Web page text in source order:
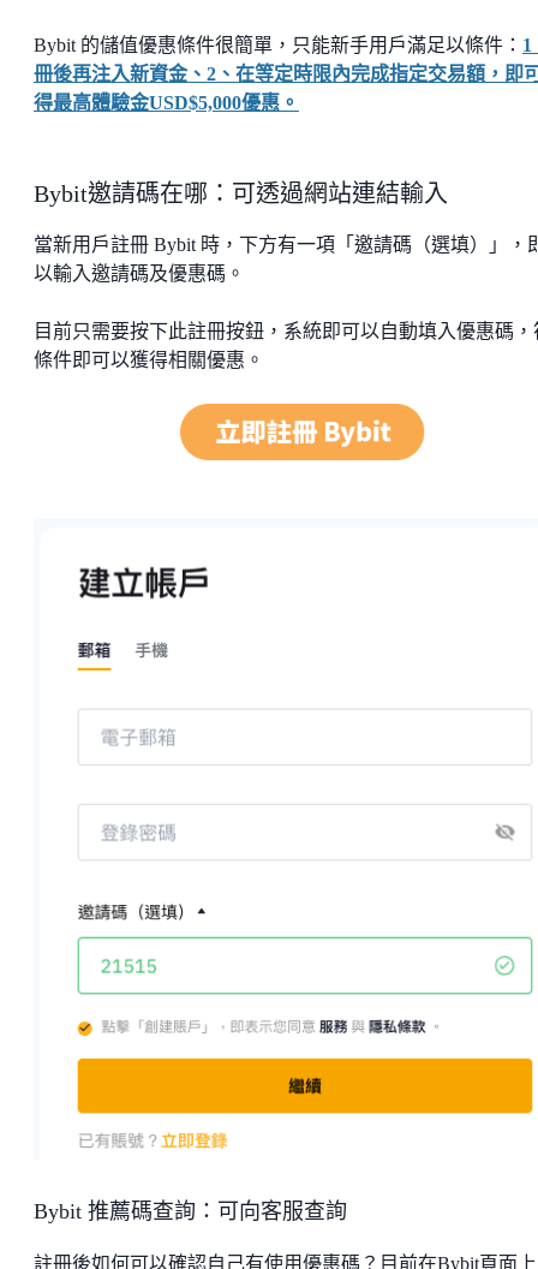
Bybit 的儲值優惠條件很簡單，只能新手用戶滿足以條件： 1
冊後再注入新資金、2、在等定時限內完成指定交易額，即
得最高體驗金USD$5,000優惠。
Bybit邀請碼在哪：可透過網站連結輸入
當新用戶註冊 Bybit 時，下方有一項「邀請碼（選填）」，
以輸入邀請碼及優惠碼。
目前只需要按下此註冊按鈕，系統即可以自動填入優惠碼，
條件即可以獲得相關優惠。
Bybit 推薦碼查詢：可向客服查詢
註冊後如何可以確認自己有使用優惠碼？目前在Bybit頁面